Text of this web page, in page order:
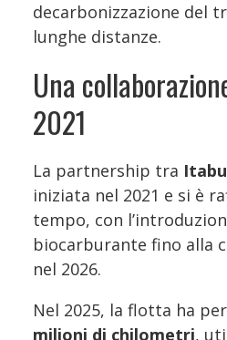
decarbonizzazione del
lunghe distanze.
Una
2021
La partnership tra
iniziata nel 2021 e si è
tempo, con
biocarburante fino alla
nel 2026.
Nel 2025, la flotta ha
milioni di chilometri,